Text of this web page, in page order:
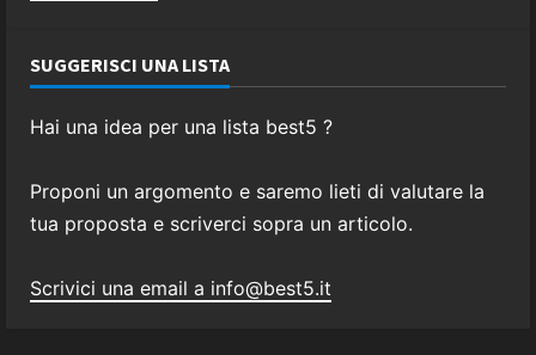
SUGGERISCI UNA LISTA
Hai una idea per una lista best5 ?
Proponi un argomento e saremo lieti di valutare la
tua proposta e scriverci sopra un articolo.
Scrivici una email a info@best5.it